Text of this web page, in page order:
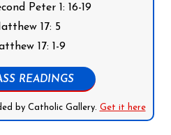
Peter 1: 16-19
17: 5
17: 1-9
READINGS
by Catholic Gallery. Get it here